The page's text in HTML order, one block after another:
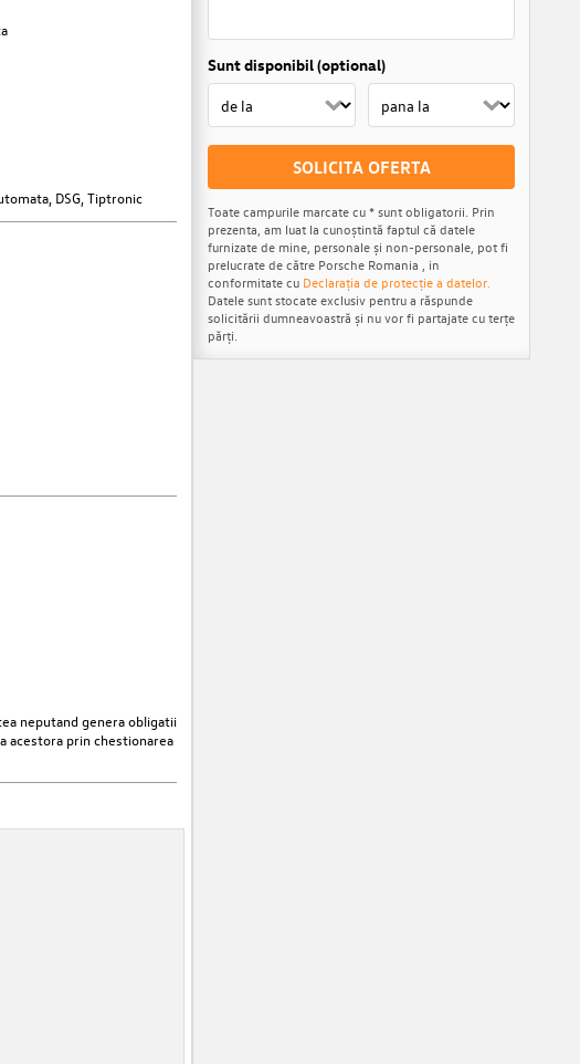
DSG, Tiptronic
neputand genera obligatii
acestora prin chestionarea
Sunt disponibil (optional)
SOLICITA OFERTA
Toate campurile marcate cu * sunt obligatorii. Prin
prezenta, am luat la cunoștintă faptul că datele
furnizate de mine, personale și non-personale, pot fi
prelucrate de către Porsche Romania , in
conformitate cu Declarația de protecție a datelor.
Datele sunt stocate exclusiv pentru a răspunde
solicitării dumneavoastră și nu vor fi partajate cu terțe
părți.